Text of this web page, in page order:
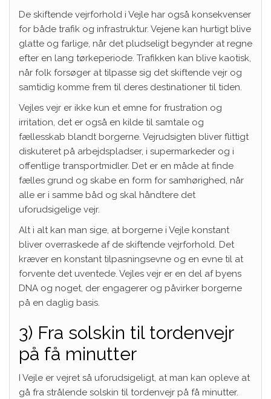
De skiftende vejrforhold i Vejle har også konsekvenser
for både trafik og infrastruktur. Vejene kan hurtigt blive
glatte og farlige, når det pludseligt begynder at regne
efter en lang tørkeperiode. Trafikken kan blive kaotisk,
når folk forsøger at tilpasse sig det skiftende vejr og
samtidig komme frem til deres destinationer til tiden.
Vejles vejr er ikke kun et emne for frustration og
irritation, det er også en kilde til samtale og
fællesskab blandt borgerne. Vejrudsigten bliver flittigt
diskuteret på arbejdspladser, i supermarkeder og i
offentlige transportmidler. Det er en måde at finde
fælles grund og skabe en form for samhørighed, når
alle er i samme båd og skal håndtere det
uforudsigelige vejr.
Alt i alt kan man sige, at borgerne i Vejle konstant
bliver overraskede af de skiftende vejrforhold. Det
kræver en konstant tilpasningsevne og en evne til at
forvente det uventede. Vejles vejr er en del af byens
DNA og noget, der engagerer og påvirker borgerne
på en daglig basis.
3) Fra solskin til tordenvejr
på få minutter
I Vejle er vejret så uforudsigeligt, at man kan opleve at
gå fra strålende solskin til tordenvejr på få minutter.